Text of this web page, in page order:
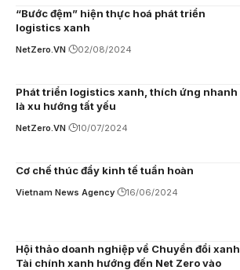
“Bước đệm” hiện thực hoá phát triển
logistics xanh
NetZero.VN 02/08/2024
Phát triển logistics xanh, thích ứng nhanh
là xu hướng tất yếu
NetZero.VN 10/07/2024
Cơ chế thúc đẩy kinh tế tuần hoàn
Vietnam News Agency 16/06/2024
Hội thảo doanh nghiệp về Chuyển đổi xanh,
Tài chính xanh hướng đến Net Zero vào